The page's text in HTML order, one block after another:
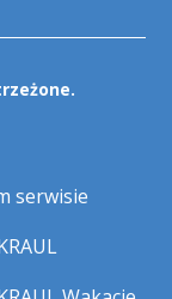
serwisie